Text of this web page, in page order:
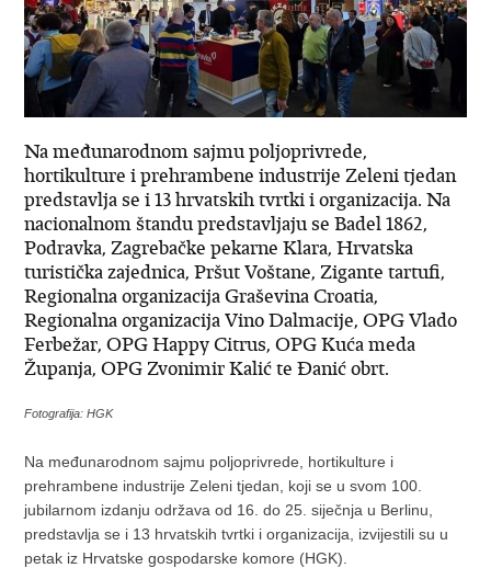
Na međunarodnom sajmu poljoprivrede,
hortikulture i prehrambene industrije Zeleni tjedan
predstavlja se i 13 hrvatskih tvrtki i organizacija. Na
nacionalnom štandu predstavljaju se Badel 1862,
Podravka, Zagrebačke pekarne Klara, Hrvatska
turistička zajednica, Pršut Voštane, Zigante tartufi,
Regionalna organizacija Graševina Croatia,
Regionalna organizacija Vino Dalmacije, OPG Vlado
Ferbežar, OPG Happy Citrus, OPG Kuća meda
Županja, OPG Zvonimir Kalić te Đanić obrt.
Fotografija: HGK
Na međunarodnom sajmu poljoprivrede, hortikulture i
prehrambene industrije Zeleni tjedan, koji se u svom 100.
jubilarnom izdanju održava od 16. do 25. siječnja u Berlinu,
predstavlja se i 13 hrvatskih tvrtki i organizacija, izvijestili su u
petak iz Hrvatske gospodarske komore (HGK).